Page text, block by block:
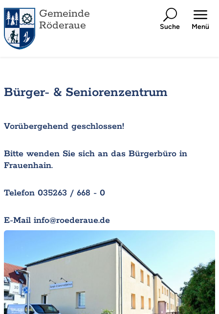
Gemeinde
Röderaue
Suche Menü
Bürger- & Seniorenzentrum
Vorübergehend geschlossen!
Bitte wenden Sie sich an das Bürgerbüro in
Frauenhain.
Telefon 035263 / 668 - 0
E-Mail info@roederaue.de